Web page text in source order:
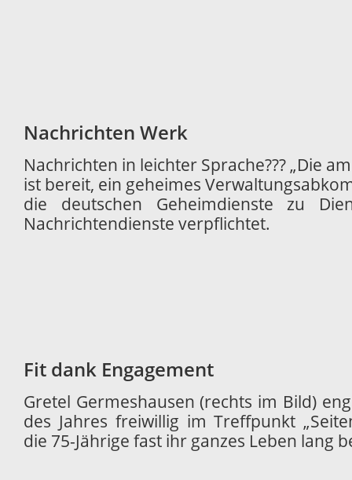
Nachrichten Werk
Nachrichten in leichter Sprache??? „Die
ist bereit, ein geheimes
die deutschen Geheimdienste zu
Nachrichtendienste verpflichtet.
Fit dank Engagement
Gretel Germeshausen (rechts im Bild)
des Jahres freiwillig im Treffpunkt
die 75-Jährige fast ihr ganzes Leben lang